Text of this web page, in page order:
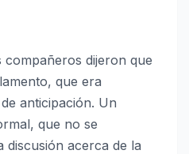
compañeros dijeron que
que era
anticipación. Un
que no se
discusión acerca de la